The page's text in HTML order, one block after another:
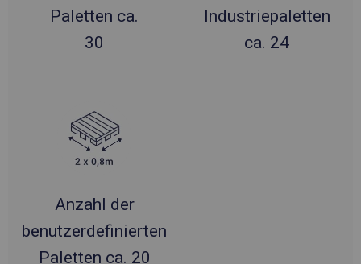
Paletten ca.
30
Industriepaletten
ca. 24
Anzahl der
benutzerdefinierten
Paletten ca. 20